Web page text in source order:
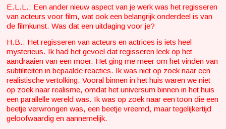
E.L.L.: Een ander nieuw aspect van je werk was het regisseren
van acteurs voor film, wat ook een belangrijk onderdeel is van
de filmkunst. Was dat een uitdaging voor je?
H.B.: Het regisseren van acteurs en actrices is iets heel
mysterieus. Ik had het gevoel dat regisseren leek op het
aandraaien van een moer. Het ging me meer om het vinden van
subtiliteiten in bepaalde reacties. Ik was niet op zoek naar een
realistische vertolking. Vooral binnen in het huis waren we niet
op zoek naar realisme, omdat het universum binnen in het huis
een parallelle wereld was. Ik was op zoek naar een toon die een
beetje verwrongen was, een beetje vreemd, maar tegelijkertijd
geloofwaardig en aannemelijk.